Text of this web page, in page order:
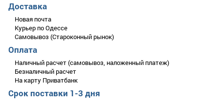
Доставка
Новая почта
Курьер по Одессе
Самовывоз (Староконный рынок)
Оплата
Наличный расчет (самовывоз, наложенный платеж)
Безналичный расчет
На карту Приватбанк
Срок поставки 1-3 дня
Блок питания 100W Proseries - это новое поколение
импульсных блоков питания для подключения
светодиодной ленты, лед модулей и других осветительных
Блок питания PR-100-24 отличается более высоким
качеством комплектующих и сборки, наличием
необходимого количества термопасты, несколькими
Перфорированный корпус обладает более высокими
Оцените товар